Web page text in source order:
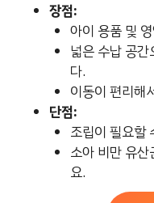
장점:
아이 용품 및
넓은 수납 공
다.
이동이 편리해
단점:
조립이 필요할
소아 비만 유
요.